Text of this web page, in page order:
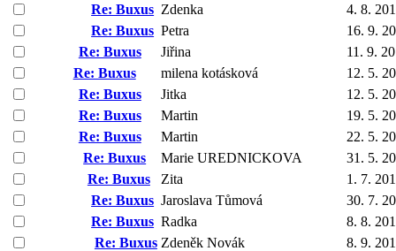
Re: Buxus Zdenka
4. 8.
Re: Buxus Petra
16. 9.
Re: Buxus
Jiřina
11. 9.
Re: Buxus
milena kotásková
12. 5.
Re: Buxus
Jitka
12. 5.
Re: Buxus
Martin
19. 5.
Re: Buxus
Martin
22. 5.
Re: Buxus
Marie UREDNICKOVA
31. 5.
Re: Buxus
Zita
1. 7.
Re: Buxus Jaroslava Tůmová
30. 7.
Re: Buxus Radka
8. 8.
Re: Buxus Zdeněk Novák
8. 9.